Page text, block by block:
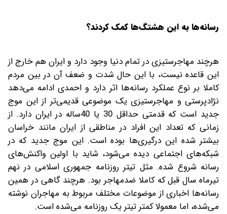
رسانه‌ها به این هشتگ‌ها کمک کردند؟
هرچند مهاجرستیزی در تمام دنیا وجود دارد و ایران هم خارج از
این قاعده نیست، با این حال شدت و ضعف آن در بین مردم
کاملا بر نوع عملکرد رسانه‌ها اثر دارد و احمدی ادامه ‌می‌دهد
نژادپرستی و مهاجرستیزی یک موضوعی قدیمی‌تر از این موج
جدید است که قدمتی حداقل 30 یا 40‌ساله در ایران دارد. از
زمانی که تعداد این افراد در مناطقی از ایران مانند خراسان
بیشتر شده این درگیری‌ها بوده است. این موج جدید که در
شبکه‌های اجتماعی دیده می‌شود، شاید با اولین واکنش‌های
رسانه شروع شده. مثل تیتر روزنامه جمهوری اسلامی در نهم
تیرماه سال قبل که کاملا ضد‌مهاجر بود. هرچند گاهی در همین
رسانه‌ها اخباری از موضوعات مختلف مربوط به مهاجران نوشته
می‌شده، اما معمولا کمتر تیتر یک روزنامه‌ می‌شده است.